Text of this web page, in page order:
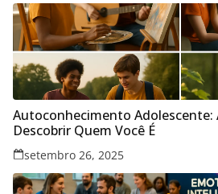
Autoconhecimento Adolescente:
Descobrir Quem Você É
setembro 26, 2025